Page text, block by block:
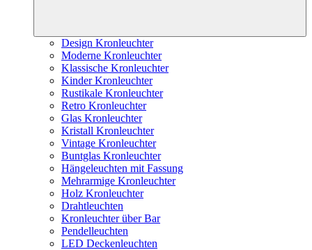
Design Kronleuchter
Moderne Kronleuchter
Klassische Kronleuchter
Kinder Kronleuchter
Rustikale Kronleuchter
Retro Kronleuchter
Glas Kronleuchter
Kristall Kronleuchter
Vintage Kronleuchter
Buntglas Kronleuchter
Hängeleuchten mit Fassung
Mehrarmige Kronleuchter
Holz Kronleuchter
Drahtleuchten
Kronleuchter über Bar
Pendelleuchten
LED Deckenleuchten